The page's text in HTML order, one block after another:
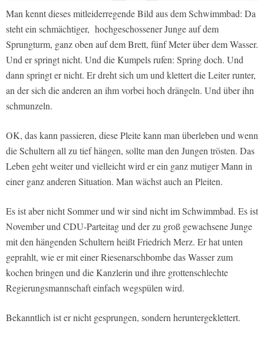
Man kennt dieses mitleiderregende Bild aus dem Schwimmbad: Da
steht ein schmächtiger, hochgeschossener Junge auf dem
Sprungturm, ganz oben auf dem Brett, fünf Meter über dem Wasser.
Und er springt nicht. Und die Kumpels rufen: Spring doch. Und
dann springt er nicht. Er dreht sich um und klettert die Leiter runter,
an der sich die anderen an ihm vorbei hoch drängeln. Und über ihn
schmunzeln.
OK, das kann passieren, diese Pleite kann man überleben und wenn
die Schultern all zu tief hängen, sollte man den Jungen trösten. Das
Leben geht weiter und vielleicht wird er ein ganz mutiger Mann in
einer ganz anderen Situation. Man wächst auch an Pleiten.
Es ist aber nicht Sommer und wir sind nicht im Schwimmbad. Es ist
November und CDU-Parteitag und der zu groß gewachsene Junge
mit den hängenden Schultern heißt Friedrich Merz. Er hat unten
geprahlt, wie er mit einer Riesenarschbombe das Wasser zum
kochen bringen und die Kanzlerin und ihre grottenschlechte
Regierungsmannschaft einfach wegspülen wird.
Bekanntlich ist er nicht gesprungen, sondern heruntergeklettert.